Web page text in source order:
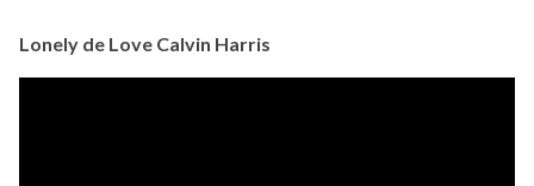
Lonely de Love Calvin Harris